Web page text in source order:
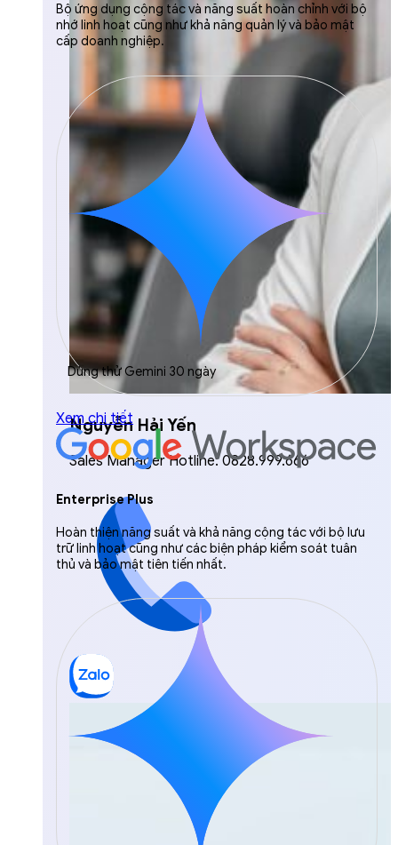
Nguyễn Hải Yến
Sales Manager Hotline: 0828.999.666
Bộ ứng dụng cộng tác và năng suất hoàn chỉnh với bộ
nhớ linh hoạt cũng như khả năng quản lý và bảo mật
cấp doanh nghiệp.
Dùng thử Gemini 30 ngày
Xem chi tiết
Enterprise Plus
Hoàn thiện năng suất và khả năng cộng tác với bộ lưu
trữ linh hoạt cũng như các biện pháp kiểm soát tuân
thủ và bảo mật tiên tiến nhất.